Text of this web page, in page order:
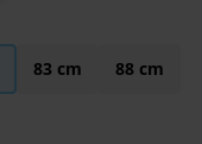
83 cm 88 cm